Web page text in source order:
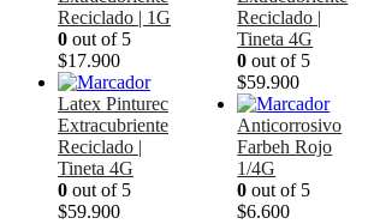
Reciclado | 1G
0 out of 5
$17.900
Latex Pinturec
Extracubriente
Reciclado |
Tineta 4G
0 out of 5
$59.900
Reciclado |
Tineta 4G
0 out of 5
$59.900
Anticorrosivo
Farbeh Rojo
1/4G
0 out of 5
$6.600